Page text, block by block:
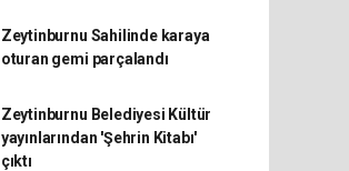
Zeytinburnu Sahilinde karaya
oturan gemi parçalandı
Zeytinburnu Belediyesi Kültür
yayınlarından 'Şehrin Kitabı'
çıktı